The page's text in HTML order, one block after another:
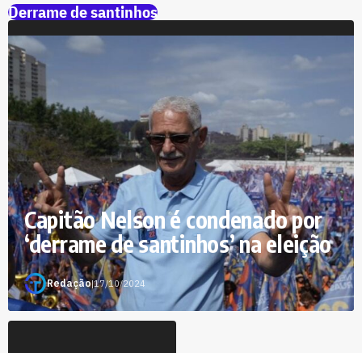
Derrame de santinhos
Capitão Nelson é condenado por
‘derrame de santinhos’ na eleição
Redação|17/10/2024